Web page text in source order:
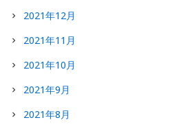
2021年12月
2021年11月
2021年10月
2021年9月
2021年8月